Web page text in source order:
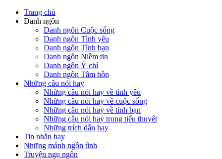
Trang chủ
Danh ngôn
Danh ngôn Cuộc sống
Danh ngôn Tình yêu
Danh ngôn Tình bạn
Danh ngôn Niềm tin
Danh ngôn Ý chí
Danh ngôn Tâm hồn
Những câu nói hay
Những câu nói hay về tình yêu
Những câu nói hay về cuộc sống
Những câu nói hay về tình bạn
Những câu nói hay trong tiểu thuyết
Những trích dẫn hay
Tin nhắn hay
Những mảnh ngôn tình
Truyện ngụ ngôn